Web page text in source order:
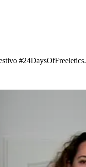
#24DaysOfFreeletics.